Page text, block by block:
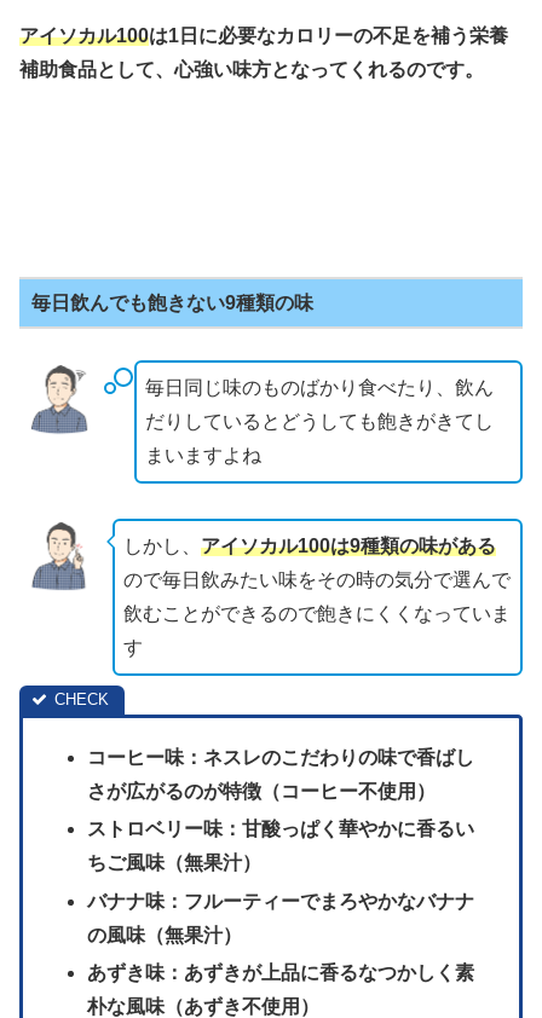
アイソカル100は1日に必要なカロリーの不足を補う栄養
補助食品として、心強い味方となってくれるのです。
毎日飲んでも飽きない9種類の味
毎日同じ味のものばかり食べたり、飲ん
だりしているとどうしても飽きがきてし
まいますよね
しかし、 アイソカル100は9種類の味がある
ので毎日飲みたい味をその時の気分で選んで
飲むことができるので飽きにくくなっていま
す
コーヒー味：ネスレのこだわりの味で香ばし
さが広がるのが特徴（コーヒー不使用）
ストロベリー味：甘酸っぱく華やかに香るい
ちご風味（無果汁）
バナナ味：フルーティーでまろやかなバナナ
の風味（無果汁）
あずき味：あずきが上品に香るなつかしく素
朴な風味（あずき不使用）